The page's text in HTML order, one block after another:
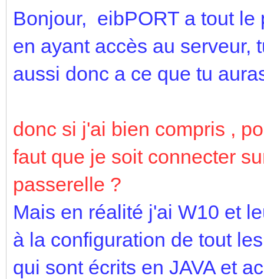
Bonjour, eibPORT a tout le
en ayant accès au serveur,
aussi donc a ce que tu
donc si j'ai bien compris ,
faut que je soit connecter
passerelle ?
Mais en réalité j'ai W10 et
à la configuration de tout
qui sont écrits en JAVA et